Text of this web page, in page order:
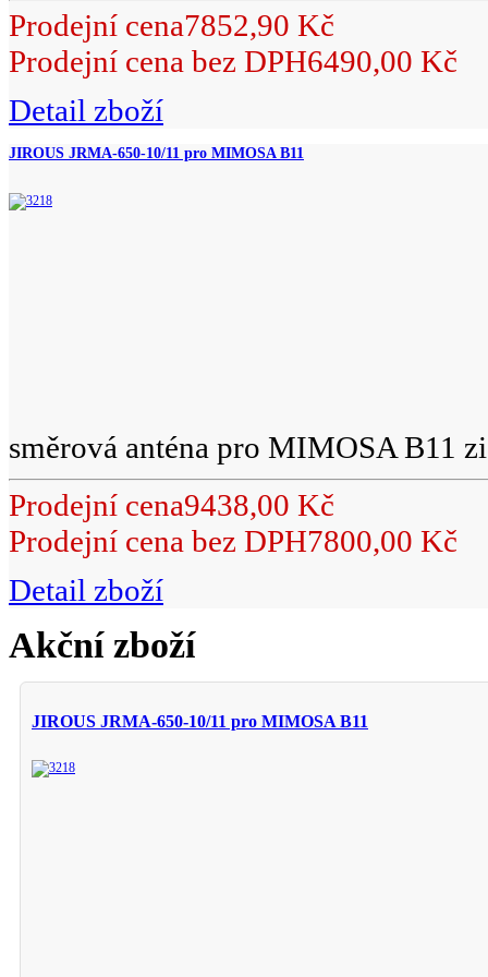
Prodejní cena7852,90 Kč
Prodejní cena bez DPH6490,00 Kč
Detail zboží
JIROUS JRMA-650-10/11 pro MIMOSA B11
směrová anténa pro MIMOSA B11
Prodejní cena9438,00 Kč
Prodejní cena bez DPH7800,00 Kč
Detail zboží
Akční zboží
JIROUS JRMA-650-10/11 pro MIMOSA B11